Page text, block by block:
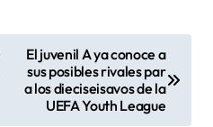
El juvenil A ya conoce a
sus posibles rivales par
a los dieciseisavos de la
UEFA Youth League